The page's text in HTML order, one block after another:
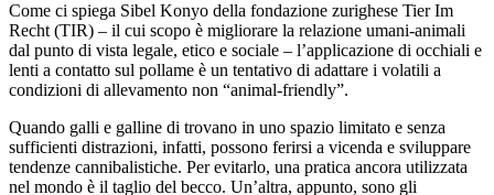
Come ci spiega Sibel Konyo della fondazione zurighese Tier Im
Recht (TIR) – il cui scopo è migliorare la relazione umani-animali
dal punto di vista legale, etico e sociale – l’applicazione di occhiali e
lenti a contatto sul pollame è un tentativo di adattare i volatili a
condizioni di allevamento non “animal-friendly”.
Quando galli e galline di trovano in uno spazio limitato e senza
sufficienti distrazioni, infatti, possono ferirsi a vicenda e sviluppare
tendenze cannibalistiche. Per evitarlo, una pratica ancora utilizzata
nel mondo è il taglio del becco. Un’altra, appunto, sono gli